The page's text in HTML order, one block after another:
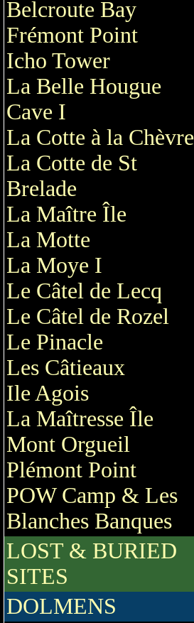
Belcroute Bay
Frémont Point
Icho Tower
La Belle Hougue
Cave I
La Cotte à la Chèvre
La Cotte de St
Brelade
La Maître Île
La Motte
La Moye I
Le Câtel de Lecq
Le Câtel de Rozel
Le Pinacle
Les Câtieaux
Ile Agois
La Maîtresse Île
Mont Orgueil
Plémont Point
POW Camp & Les
Blanches Banques
LOST & BURIED
SITES
DOLMENS